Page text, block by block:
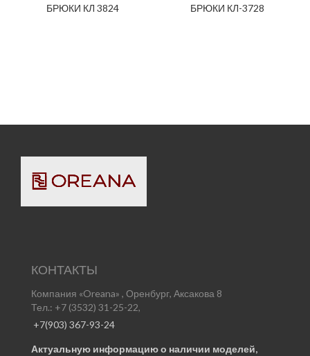
БРЮКИ КЛ 3824 БРЮКИ КЛ-3728
КОНТАКТЫ
Компания «Oreana» , Оренбург, Аксакова 8
Тел.: +7 (3532) 31-25-22,
+7(903) 367-93-24
Актуальную информацию о наличии моделей,